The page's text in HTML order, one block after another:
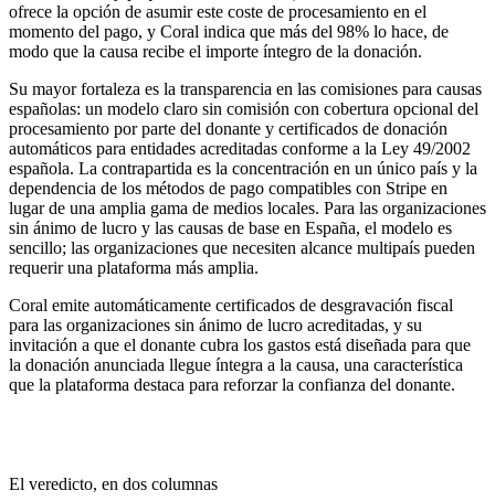
ofrece la opción de asumir este coste de procesamiento en el
momento del pago, y Coral indica que más del 98% lo hace, de
modo que la causa recibe el importe íntegro de la donación.
Su mayor fortaleza es la transparencia en las comisiones para causas
españolas: un modelo claro sin comisión con cobertura opcional del
procesamiento por parte del donante y certificados de donación
automáticos para entidades acreditadas conforme a la Ley 49/2002
española. La contrapartida es la concentración en un único país y la
dependencia de los métodos de pago compatibles con Stripe en
lugar de una amplia gama de medios locales. Para las organizaciones
sin ánimo de lucro y las causas de base en España, el modelo es
sencillo; las organizaciones que necesiten alcance multipaís pueden
requerir una plataforma más amplia.
Coral emite automáticamente certificados de desgravación fiscal
para las organizaciones sin ánimo de lucro acreditadas, y su
invitación a que el donante cubra los gastos está diseñada para que
la donación anunciada llegue íntegra a la causa, una característica
que la plataforma destaca para reforzar la confianza del donante.
El veredicto, en dos columnas